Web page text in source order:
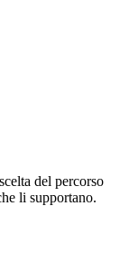
del percorso
li supportano.